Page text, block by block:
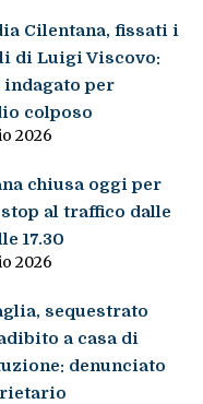
Cilentana, fissati i
di Luigi Viscovo:
indagato per
colposo
2026
chiusa oggi per
al traffico dalle
17.30
2026
sequestrato
a casa di
denunciato